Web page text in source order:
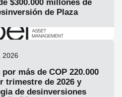
$300.000 millones de
de Plaza
2026
más de COP 220.000
trimestre de 2026 y
de desinversiones